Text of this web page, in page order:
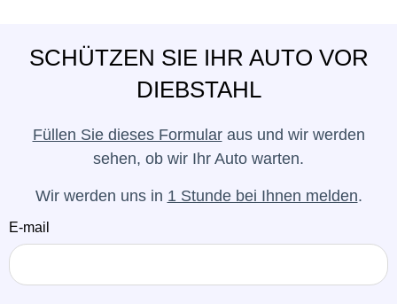
SCHÜTZEN SIE IHR AUTO VOR
DIEBSTAHL
Füllen Sie dieses Formularaus und wir werden
sehen, ob wir Ihr Auto warten.
Wir werden uns in 1 Stunde bei Ihnen melden.
E-mail